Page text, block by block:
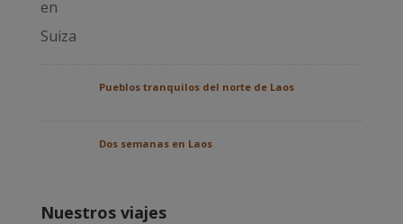
Pueblos tranquilos del norte de Laos
Dos semanas en Laos
Nuestros viajes